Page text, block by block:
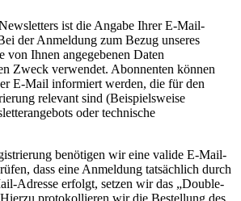
ist die Angabe Ihrer E-Mail-
der Anmeldung zum Bezug unseres
von Ihnen angegebenen Daten
Zweck verwendet. Abonnenten können
E-Mail informiert werden, die für den
relevant sind (Beispielsweise
oder technische
benötigen wir eine valide E-Mail-
dass eine Anmeldung tatsächlich durch
Adresse erfolgt, setzen wir das „Double-